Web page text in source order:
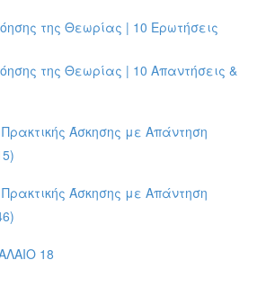
της Θεωρίας | 10 Ερωτήσεις
της Θεωρίας | 10 Απαντήσεις &
Άσκησης με Απάντηση
Άσκησης με Απάντηση
18